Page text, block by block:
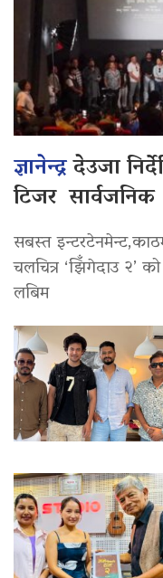
ज्ञानेन्द्रदेउजा
टिजर सार्वजनिक
सबस्त
चलचित्र ‘झिँगेदाउ २’
लबिम